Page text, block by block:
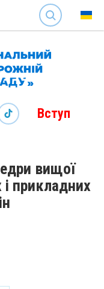
SEARCH
Вступ
вищої
прикладних